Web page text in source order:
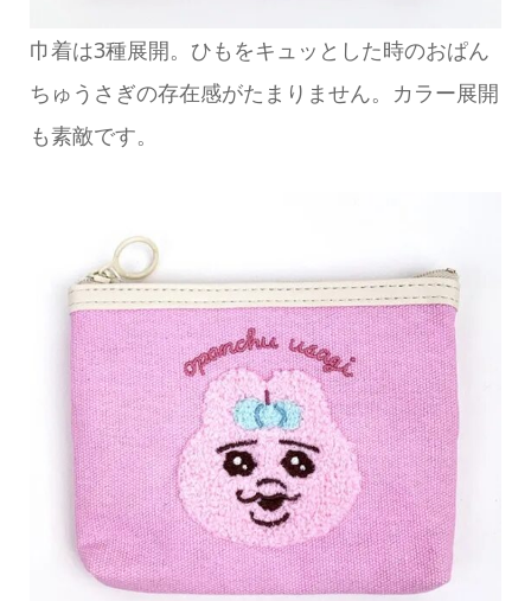
巾着は3種展開。ひもをキュッとした時のおぱん
ちゅうさぎの存在感がたまりません。カラー展開
も素敵です。